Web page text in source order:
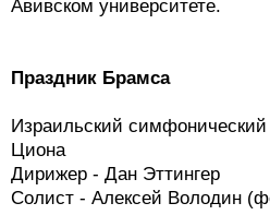
Авивском университете.
Праздник Брамса
Израильский
Циона
Дирижер - Дан Эттингер
Солист - Алексей Володин